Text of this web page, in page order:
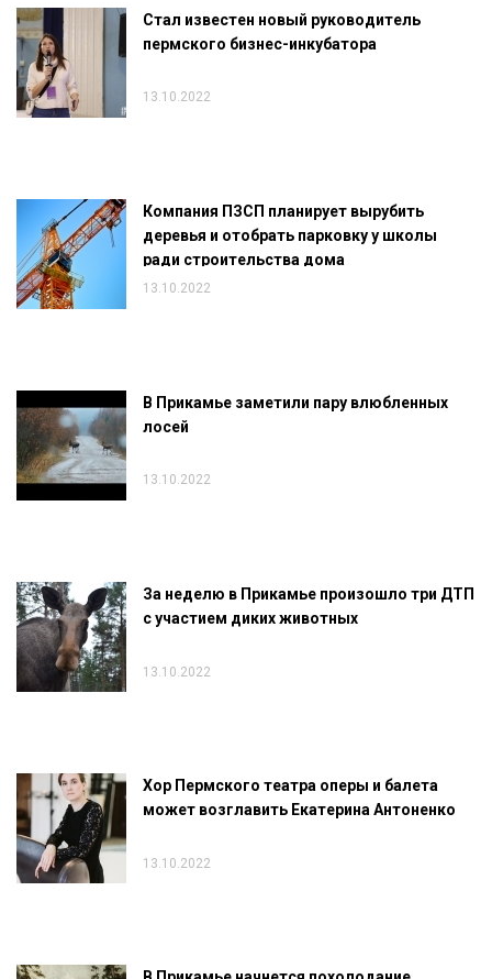
Стал известен новый руководитель
пермского бизнес-инкубатора
13.10.2022
Компания ПЗСП планирует вырубить
деревья и отобрать парковку у школы
ради строительства дома
13.10.2022
В Прикамье заметили пару влюбленных
лосей
13.10.2022
За неделю в Прикамье произошло три ДТП
с участием диких животных
13.10.2022
Хор Пермского театра оперы и балета
может возглавить Екатерина Антоненко
13.10.2022